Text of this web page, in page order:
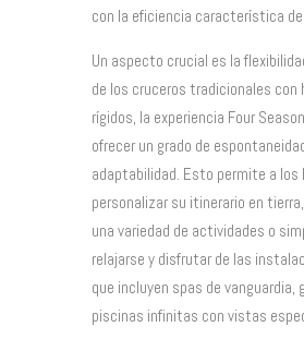
con la eficiencia característica de
Un aspecto crucial es la
de los cruceros tradicionales con
rígidos, la experiencia Four
ofrecer un grado de
adaptabilidad. Esto permite a los
personalizar su itinerario en
una variedad de actividades o
relajarse y disfrutar de las
que incluyen spas de vanguardia,
piscinas infinitas con vistas